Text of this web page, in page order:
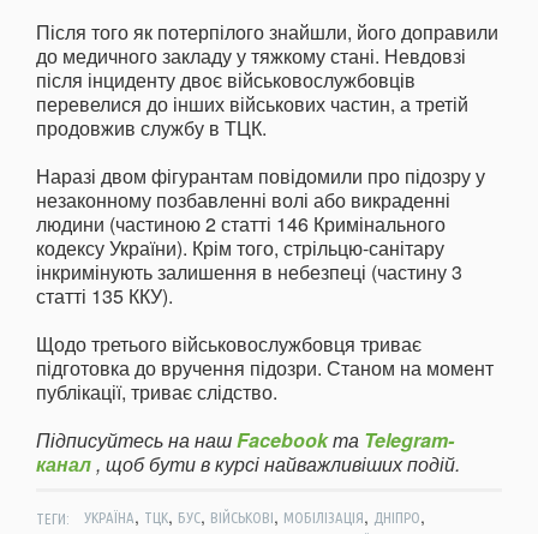
Після того як потерпілого знайшли, його доправили
до медичного закладу у тяжкому стані. Невдовзі
після інциденту двоє військовослужбовців
перевелися до інших військових частин, а третій
продовжив службу в ТЦК.
Наразі двом фігурантам повідомили про підозру у
незаконному позбавленні волі або викраденні
людини (частиною 2 статті 146 Кримінального
кодексу України). Крім того, стрільцю-санітару
інкримінують залишення в небезпеці (частину 3
статті 135 ККУ).
Щодо третього військовослужбовця триває
підготовка до вручення підозри. Станом на момент
публікації, триває слідство.
Підписуйтесь на нашFacebookта Telegram-
канал, щоб бути в курсі найважливіших подій.
ТЕГИ: УКРАЇНА, ТЦК, БУС, ВІЙСЬКОВІ, МОБІЛІЗАЦІЯ, ДНІПРО,